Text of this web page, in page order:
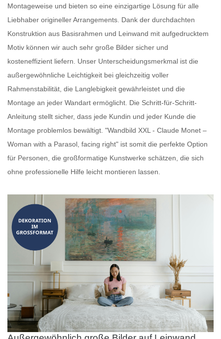
Montageweise und bieten so eine einzigartige Lösung für alle
Liebhaber origineller Arrangements. Dank der durchdachten
Konstruktion aus Basisrahmen und Leinwand mit aufgedrucktem
Motiv können wir auch sehr große Bilder sicher und
kosteneffizient liefern. Unser Unterscheidungsmerkmal ist die
außergewöhnliche Leichtigkeit bei gleichzeitig voller
Rahmenstabilität, die Langlebigkeit gewährleistet und die
Montage an jeder Wandart ermöglicht. Die Schritt-für-Schritt-
Anleitung stellt sicher, dass jede Kundin und jeder Kunde die
Montage problemlos bewältigt. "Wandbild XXL - Claude Monet –
Woman with a Parasol, facing right" ist somit die perfekte Option
für Personen, die großformatige Kunstwerke schätzen, die sich
ohne professionelle Hilfe leicht montieren lassen.